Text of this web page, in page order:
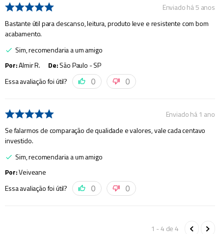
Enviado há5 anos
Bastante útil para descanso, leitura, produto leve e resistente com bom
acabamento.
Sim, recomendaria a um amigo
Por:Almir R. De:São Paulo - SP
Essa avaliação foi útil?
0 0
Enviado há1 ano
Se falarmos de comparação de qualidade e valores, vale cada centavo
investido.
Sim, recomendaria a um amigo
Por:Veiveane
Essa avaliação foi útil?
0 0
1 - 4 de4